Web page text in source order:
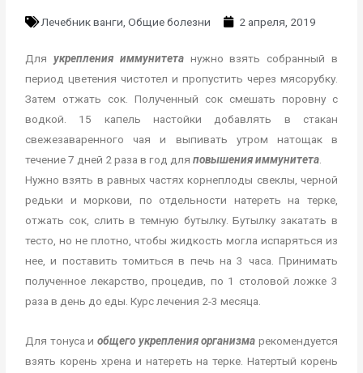
Лечебник ванги ,Общие болезни 2 апреля, 2019
Для укрепления иммунитетанужно взять собранный в
период цветения чистотел и пропустить через мясорубку.
Затем отжать сок. Полученный сок смешать поровну с
водкой. 15 капель настойки добавлять в стакан
свежезаваренного чая и выпивать утром натощак в
течение 7 дней 2 раза в год дляповышения иммунитета
Нужно взять в равных частях корнеплоды свеклы, черной
редьки и моркови, по отдельности натереть на терке,
отжать сок, слить в темную бутылку. Бутылку закатать в
тесто, но не плотно, чтобы жидкость могла испаряться из
нее, и поставить томиться в печь на 3 часа. Принимать
полученное лекарство, процедив, по 1 столовой ложке 3
раза в день до еды. Курс лечения 2-3 месяца.
Для тонуса и общего укрепления организма рекомендуется
взять корень хрена и натереть на терке. Натертый корень